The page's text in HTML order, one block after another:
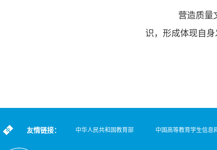
营造质量文
识，形成体现自
友情链接： 中华人民共和国教育部 中国高等教育学生信息